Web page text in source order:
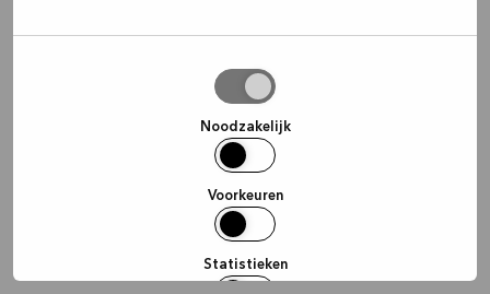
Noodzakelijk
Voorkeuren
Statistieken